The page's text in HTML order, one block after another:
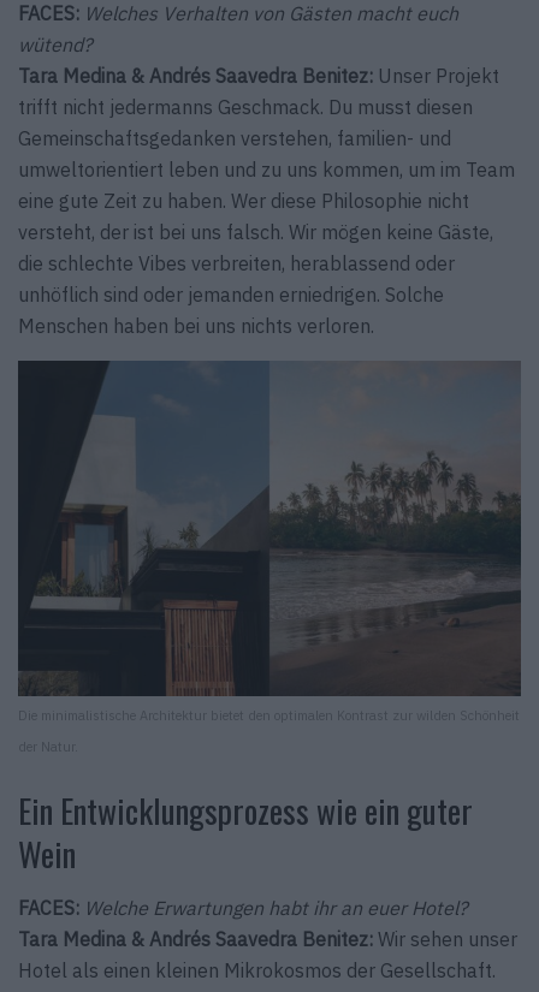
FACES: Welches Verhalten von Gästen macht euch
wütend?
Tara Medina & Andrés Saavedra Benitez: Unser Projekt
trifft nicht jedermanns Geschmack. Du musst diesen
Gemeinschaftsgedanken verstehen, familien- und
umweltorientiert leben und zu uns kommen, um im Team
eine gute Zeit zu haben. Wer diese Philosophie nicht
versteht, der ist bei uns falsch. Wir mögen keine Gäste,
die schlechte Vibes verbreiten, herablassend oder
unhöflich sind oder jemanden erniedrigen. Solche
Menschen haben bei uns nichts verloren.
Die minimalistische Architektur bietet den optimalen Kontrast zur wilden Schönheit
der Natur.
Ein Entwicklungsprozess wie ein guter
Wein
FACES: Welche Erwartungen habt ihr an euer Hotel?
Tara Medina & Andrés Saavedra Benitez: Wir sehen unser
Hotel als einen kleinen Mikrokosmos der Gesellschaft.